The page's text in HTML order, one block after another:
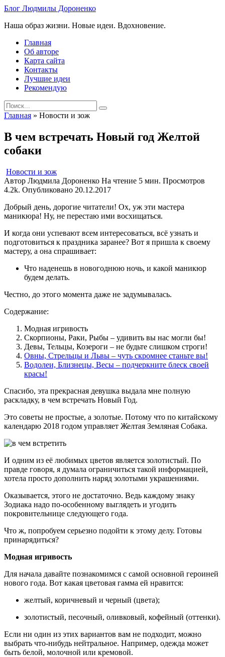
Skip
content
Блог Людмилы Дороненко
Наша образ жизни. Новые идеи. Вдохновение.
Главная
Об авторе
Карта сайта
Контакты
Лучшие идеи
Рекомендую
Search
for:
Главная » Новости и зож
В чем встречать Новый год Желтой
собаки
Новости и зож
Автор Людмила Дороненко На чтение 5 мин. Просмотров
4.2k. Опубликовано 20.12.2017
Добрый день, дорогие читатели! Ох, уж эти мастера
маникюра! Ну, не перестаю ими восхищаться.
И когда они успевают всем интересоваться, всё узнать и
подготовиться к праздника заранее? Вот я пришла к своему
мастеру, а она спрашивает:
Что наденешь в новогоднюю ночь, и какой маникюр
будем делать.
Честно, до этого момента даже не задумывалась.
Содержание:
Модная игривость
Скорпионы, Раки, Рыбы – удивить вы нас могли бы!
Девы, Тельцы, Козероги – не будьте слишком строги!
Овны, Стрельцы и Львы – чуть скромнее станьте вы!
Водолеи, Близнецы, Весы – подчеркните блеск своей
красы!
Спасибо, эта прекрасная девушка выдала мне полную
раскладку, в чем встречать Новый Год.
Это советы не простые, а золотые. Потому что по китайскому
календарю 2018 годом управляет Желтая Земляная Собака.
И одним из её любимых цветов является золотистый. По
правде говоря, я думала ограничиться такой информацией,
хотела просто дополнить наряд золотыми украшениями.
Оказывается, этого не достаточно. Ведь каждому знаку
Зодиака надо по-особенному выглядеть и угодить
покровительнице следующего года.
Что ж, попробуем серьезно подойти к этому делу. Готовы
принарядиться?
Модная игривость
Для начала давайте познакомимся с самой основной героиней
нового года. Вот какая цветовая гамма ей нравится:
желтый, коричневый и черный (цвета);
золотистый, песочный, оливковый, кофейный (оттенки).
Если ни один из этих вариантов вам не подходит, можно
выбрать что-нибудь нейтральное. Например, одежда может
быть белой, молочной или кремовой.